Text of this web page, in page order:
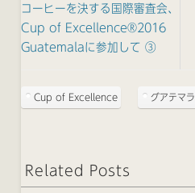
コーヒーを決する国際審査会、
Cup of Excellence®2016
Guatemalaに参加して ③
Cup of Excellence グアテマラ
Related Posts